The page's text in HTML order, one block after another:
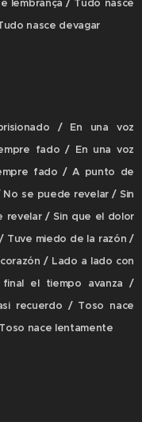
lembrança / Tudo nasce
nasce devagar
/ En una voz
fado / En una voz
fado / A punto de
se puede revelar / Sin
revelar / Sin que el dolor
Tuve miedo de la razón /
/ Lado a lado con
el tiempo avanza /
recuerdo / Toso nace
nace lentamente